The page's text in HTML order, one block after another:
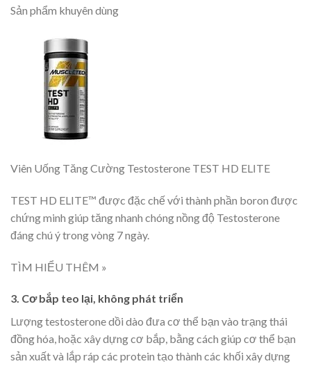
Sản phẩm khuyên dùng
Viên Uống Tăng Cường Testosterone TEST HD ELITE
TEST HD ELITE™ được đặc chế với thành phần boron được
chứng minh giúp tăng nhanh chóng nồng độ Testosterone
đáng chú ý trong vòng 7 ngày.
TÌM HIỂU THÊM »
3. Cơ bắp teo lại, không phát triển
Lượng testosterone dồi dào đưa cơ thể bạn vào trạng thái
đồng hóa, hoặc xây dựng cơ bắp, bằng cách giúp cơ thể bạn
sản xuất và lắp ráp các protein tạo thành các khối xây dựng